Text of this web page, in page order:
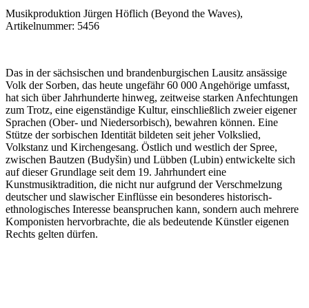
Musikproduktion Jürgen Höflich (Beyond the Waves),
Artikelnummer: 5456
Das in der sächsischen und brandenburgischen Lausitz ansässige
Volk der Sorben, das heute ungefähr 60 000 Angehörige umfasst,
hat sich über Jahrhunderte hinweg, zeitweise starken Anfechtungen
zum Trotz, eine eigenständige Kultur, einschließlich zweier eigener
Sprachen (Ober- und Niedersorbisch), bewahren können. Eine
Stütze der sorbischen Identität bildeten seit jeher Volkslied,
Volkstanz und Kirchengesang. Östlich und westlich der Spree,
zwischen Bautzen (Budyšin) und Lübben (Lubin) entwickelte sich
auf dieser Grundlage seit dem 19. Jahrhundert eine
Kunstmusiktradition, die nicht nur aufgrund der Verschmelzung
deutscher und slawischer Einflüsse ein besonderes historisch-
ethnologisches Interesse beanspruchen kann, sondern auch mehrere
Komponisten hervorbrachte, die als bedeutende Künstler eigenen
Rechts gelten dürfen.